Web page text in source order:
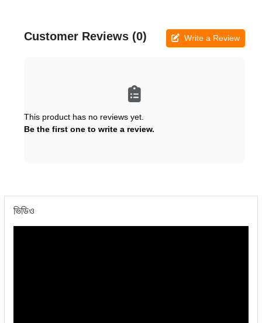
Customer Reviews (0) Write a Review
This product has no reviews yet.
Be the first one to write a review.
ভিডিও